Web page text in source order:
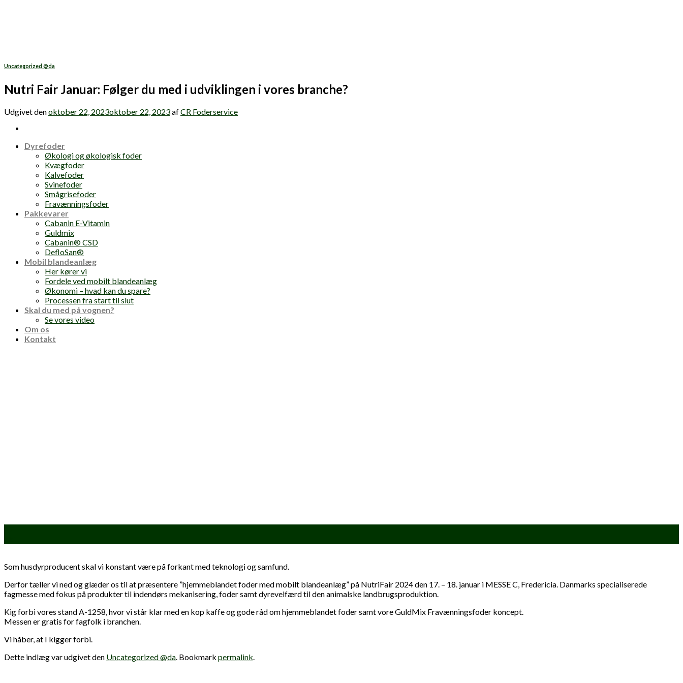
Dyrefoder
Økologi og økologisk foder
Kvægfoder
Kalvefoder
Svinefoder
Smågrisefoder
Fravænningsfoder
Pakkevarer
Cabanin E-Vitamin
Guldmix
Cabanin® CSD
DefloSan®
Mobil blandeanlæg
Her kører vi
Fordele ved mobilt blandeanlæg
Økonomi – hvad kan du spare?
Processen fra start til slut
Skal du med på vognen?
Se vores video
Om os
Kontakt
Uncategorized @da
Nutri Fair Januar: Følger du med i udviklingen i vores branche?
Udgivet denoktober 22, 2023oktober 22, 2023afCR Foderservice
Som husdyrproducent skal vi konstant være på forkant med teknologi og samfund.
Derfor tæller vi ned og glæder os til at præsentere ”hjemmeblandet foder med mobilt blandeanlæg” på NutriFair 2024 den 17. – 18. januar i MESSE C, Fredericia. Danmarks specialiserede
fagmesse med fokus på produkter til indendørs mekanisering, foder samt dyrevelfærd til den animalske landbrugsproduktion.
Kig forbi vores stand A-1258, hvor vi står klar med en kop kaffe og gode råd om hjemmeblandet foder samt vore GuldMix Fravænningsfoder koncept.
Messen er gratis for fagfolk i branchen.
Vi håber, at I kigger forbi.
Dette indlæg var udgivet den Uncategorized @da. Bookmark permalink.